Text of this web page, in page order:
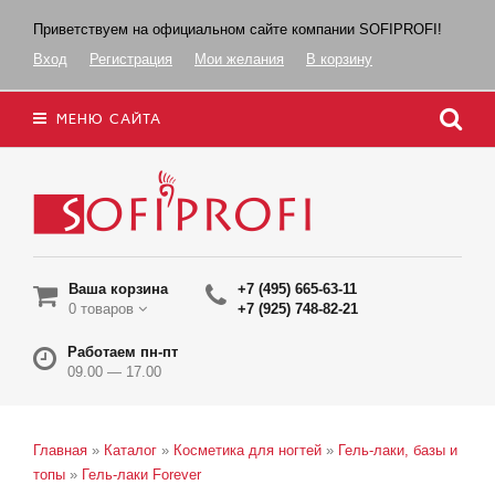
Приветствуем на официальном сайте компании SOFIPROFI!
Вход
Регистрация Мои желания В корзину
МЕНЮ САЙТА
Ваша корзина
0 товаров
+7 (495) 665-63-11
+7 (925) 748-82-21
Работаем пн-пт
09.00 — 17.00
Главная » Каталог » Косметика для ногтей » Гель-лаки, базы и
топы » Гель-лаки Forever